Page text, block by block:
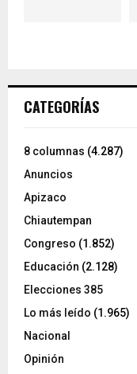
CATEGORÍAS
8 columnas (4.287)
Anuncios
Apizaco
Chiautempan
Congreso (1.852)
Educación (2.128)
Elecciones 385
Lo más leído (1.965)
Nacional
Opinión